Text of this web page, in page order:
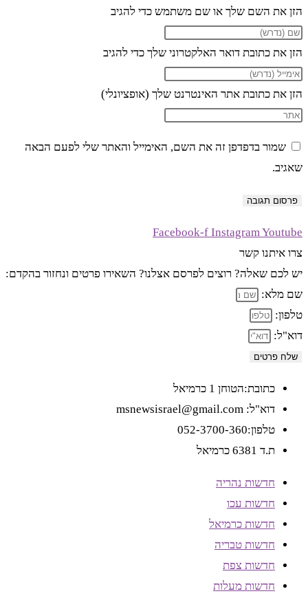
הזן את השם שלך או שם משתמש כדי להגיב
הזן את כתובת דואר האלקטרוני שלך כדי להגיב
הזן את כתובת אתר האינטרנט שלך (אופציונלי)
שמור בדפדפן זה את השם, האימייל והאתר שלי לפעם הבאה
שאגיב.
Facebook-f InstagramYoutube
צרו איתנו קשר
יש לכם שאלה? רוצים לפרסם אצלנו? השאירו פרטים ונחזור בהקדם:
שם מלא:
טלפון:
דוא"ל:
שלח פרטים
כתובת:הטוחן 1 כרמיאל
דוא"ל: msnewsisrael@gmail.com
טלפון:052-3700-360
ת.ד 6381 כרמיאל
חדשות נהריה
חדשות עכו
חדשות כרמיאל
חדשות טבריה
חדשות צפת
חדשות מעלות